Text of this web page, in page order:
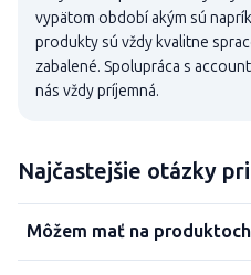
vypätom období akým sú
produkty sú vždy kvalitne
zabalené. Spolupráca s
nás vždy príjemná.
Najčastejšie otázky
Môžem mať na